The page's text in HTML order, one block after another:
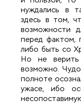
нуждались в
здесь в том,
возможности
перед фактом,
либо быть со
Но не
возможно.
полноте
ужасе, ибо